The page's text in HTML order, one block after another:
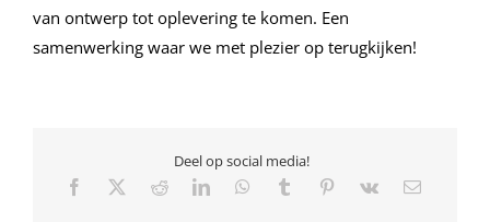
van ontwerp tot oplevering te komen. Een
samenwerking waar we met plezier op terugkijken!
Deel op social media!